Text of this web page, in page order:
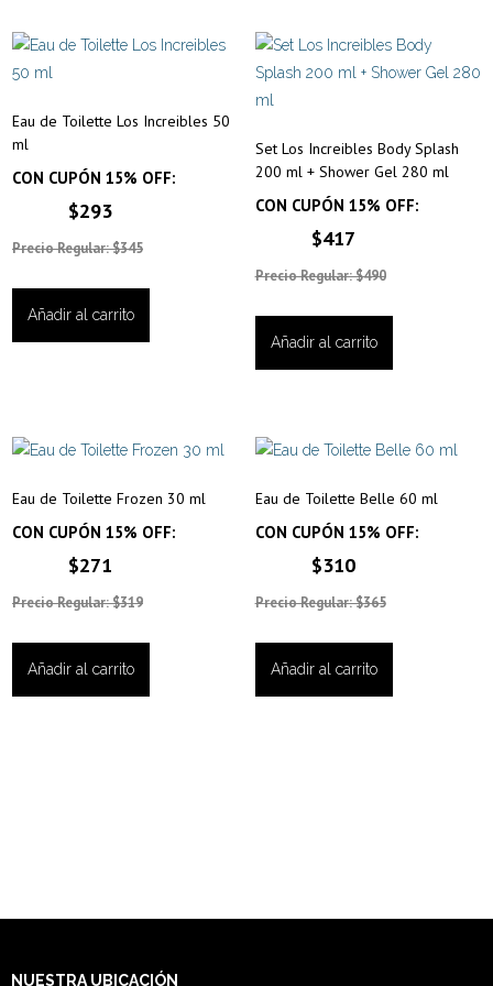
Eau de Toilette Los Increibles 50
ml
CON CUPÓN 15% OFF:
$293
Precio Regular: $345
Añadir al carrito
Set Los Increibles Body Splash
200 ml + Shower Gel 280 ml
CON CUPÓN 15% OFF:
$417
Precio Regular: $490
Añadir al carrito
Eau de Toilette Frozen 30 ml
CON CUPÓN 15% OFF:
$271
Precio Regular: $319
Añadir al carrito
Eau de Toilette Belle 60 ml
CON CUPÓN 15% OFF:
$310
Precio Regular: $365
Añadir al carrito
NUESTRAUBICACIÓN